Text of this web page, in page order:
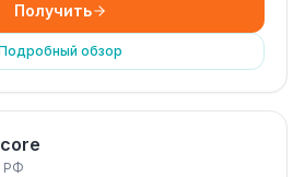
Получить
обзор
РФ